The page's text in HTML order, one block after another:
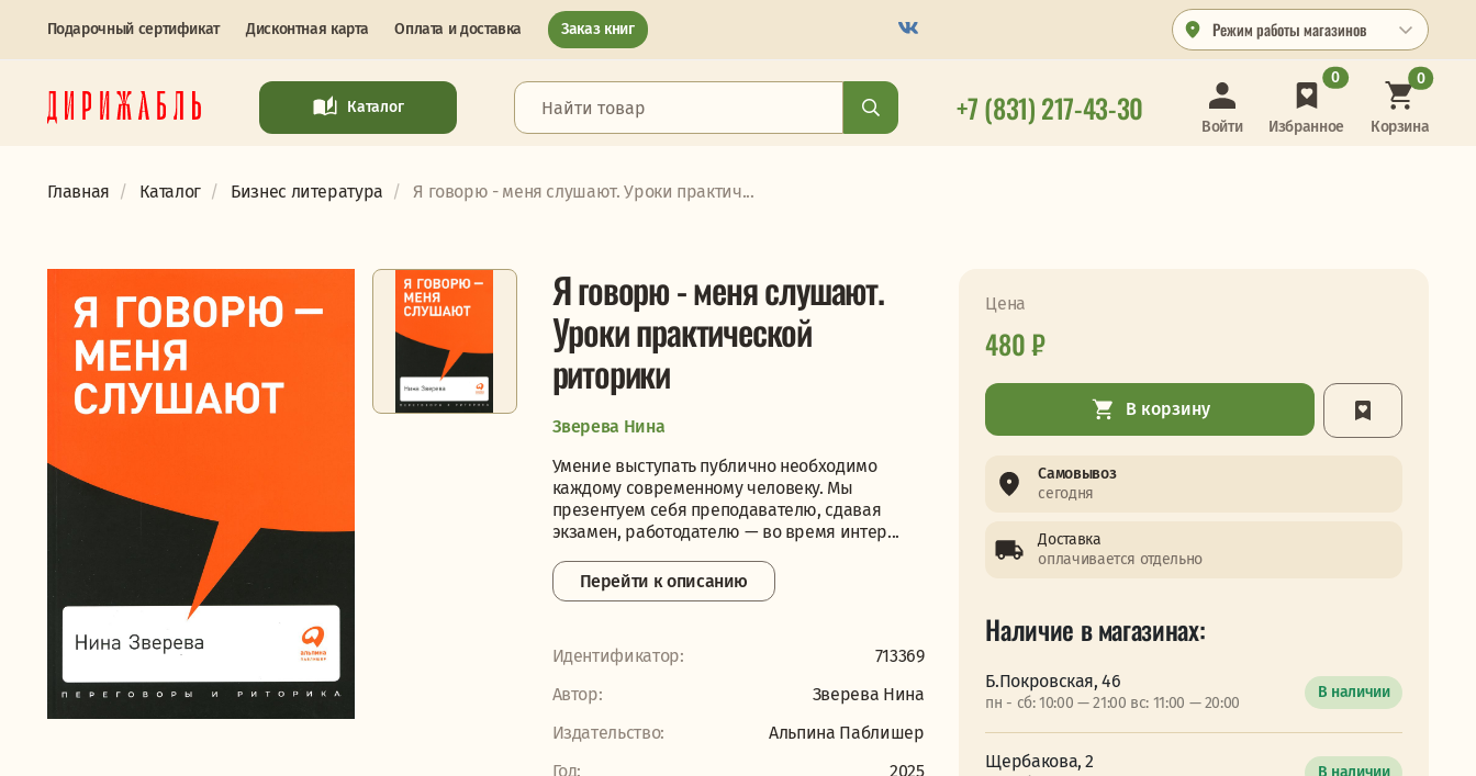
Подарочный сертификат Дисконтная карта Оплата и доставка Заказ книг Режим работы магазинов
Каталог +7 (831) 217-43-30 Войти Избранное
0
Корзина
0
Главная Каталог Бизнес литература Я говорю - меня слушают. Уроки практич...
Я говорю - меня слушают.
Уроки практической
риторики
Зверева Нина
Умение выступать публично необходимо
каждому современному человеку. Мы
презентуем себя преподавателю, сдавая
экзамен, работодателю — во время интер...
Перейти к описанию
Идентификатор:
713369
Автор:
Зверева Нина
Издательство:
Альпина Паблишер
Год:
2025
Цена
480 ₽
В корзину
Самовывоз
сегодня
Доставка
оплачивается отдельно
Наличие в магазинах:
Б.Покровская, 46
пн - сб: 10:00 — 21:00 вс: 11:00 — 20:00
В наличии
Щербакова, 2
В наличии